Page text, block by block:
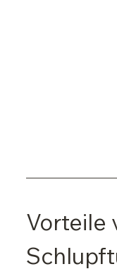
Vorteile